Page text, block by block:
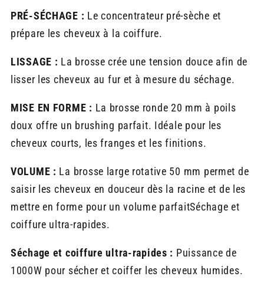
PRÉ-SÉCHAGE : Le concentrateur pré-sèche et
prépare les cheveux à la coiffure.
LISSAGE : La brosse crée une tension douce afin de
lisser les cheveux au fur et à mesure du séchage.
MISE EN FORME : La brosse ronde 20 mm à poils
doux offre un brushing parfait. Idéale pour les
cheveux courts, les franges et les finitions.
VOLUME : La brosse large rotative 50 mm permet de
saisir les cheveux en douceur dès la racine et de les
mettre en forme pour un volume parfaitSéchage et
coiffure ultra-rapides.
Séchage et coiffure ultra-rapides : Puissance de
1000W pour sécher et coiffer les cheveux humides.